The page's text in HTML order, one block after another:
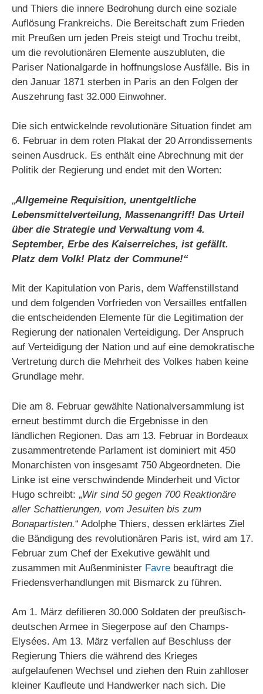
und Thiers die innere Bedrohung durch eine soziale
Auflösung Frankreichs. Die Bereitschaft zum Frieden
mit Preußen um jeden Preis steigt und Trochu treibt,
um die revolutionären Elemente auszubluten, die
Pariser Nationalgarde in hoffnungslose Ausfälle. Bis in
den Januar 1871 sterben in Paris an den Folgen der
Auszehrung fast 32.000 Einwohner.
Die sich entwickelnde revolutionäre Situation findet am
6. Februar in dem roten Plakat der 20 Arrondissements
seinen Ausdruck. Es enthält eine Abrechnung mit der
Politik der Regierung und endet mit den Worten:
„Allgemeine Requisition, unentgeltliche
Lebensmittelverteilung, Massenangriff! Das Urteil
über die Strategie und Verwaltung vom 4.
September, Erbe des Kaiserreiches, ist gefällt.
Platz dem Volk! Platz der Commune!“
Mit der Kapitulation von Paris, dem Waffenstillstand
und dem folgenden Vorfrieden von Versailles entfallen
die entscheidenden Elemente für die Legitimation der
Regierung der nationalen Verteidigung. Der Anspruch
auf Verteidigung der Nation und auf eine demokratische
Vertretung durch die Mehrheit des Volkes haben keine
Grundlage mehr.
Die am 8. Februar gewählte Nationalversammlung ist
erneut bestimmt durch die Ergebnisse in den
ländlichen Regionen. Das am 13. Februar in Bordeaux
zusammentretende Parlament ist dominiert mit 450
Monarchisten von insgesamt 750 Abgeordneten. Die
Linke ist eine verschwindende Minderheit und Victor
Hugo schreibt: „Wir sind 50 gegen 700 Reaktionäre
aller Schattierungen, vom Jesuiten bis zum
Bonapartisten.“ Adolphe Thiers, dessen erklärtes Ziel
die Bändigung des revolutionären Paris ist, wird am 17.
Februar zum Chef der Exekutive gewählt und
zusammen mit Außenminister Favre beauftragt die
Friedensverhandlungen mit Bismarck zu führen.
Am 1. März defilieren 30.000 Soldaten der preußisch-
deutschen Armee in Siegerpose auf den Champs-
Elysées. Am 13. März verfallen auf Beschluss der
Regierung Thiers die während des Krieges
aufgelaufenen Wechsel und ziehen den Ruin zahlloser
kleiner Kaufleute und Handwerker nach sich. Die